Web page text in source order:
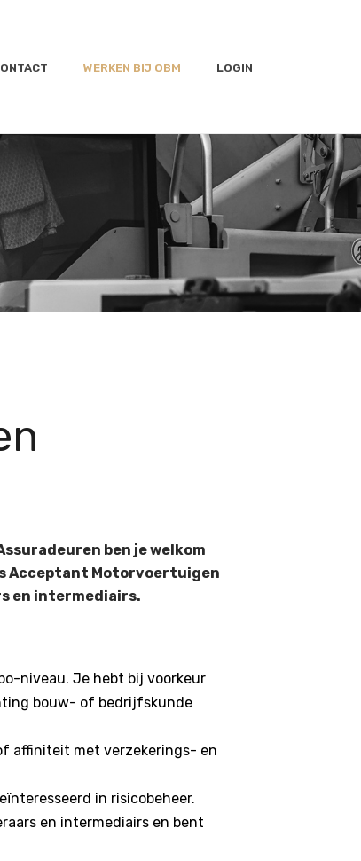
WERKEN BIJ OBM LOGIN
ben je welkom
Acceptant Motorvoertuigen
en intermediairs.
niveau. Je hebt bij voorkeur
bouw- of bedrijfskunde
affiniteit met verzekerings- en
in risicobeheer.
en intermediairs en bent